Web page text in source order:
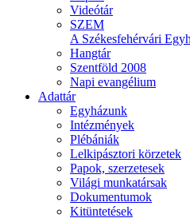
Videótár
SZEM
A Székesfehérvári
Hangtár
Szentföld 2008
Napi evangélium
Adattár
Egyházunk
Intézmények
Plébániák
Lelkipásztori körzetek
Papok, szerzetesek
Világi munkatársak
Dokumentumok
Kitüntetések